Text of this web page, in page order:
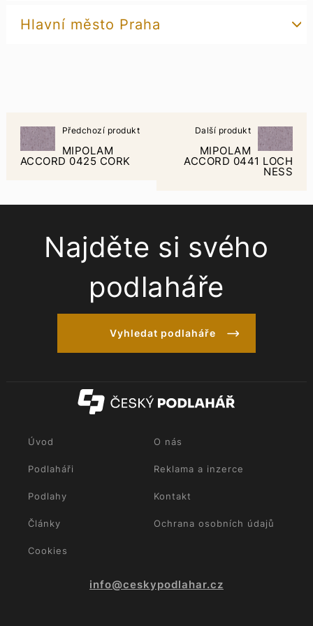
Hlavní město Praha
Předchozí produkt
MIPOLAM
ACCORD 0425 CORK
Další produkt
MIPOLAM
ACCORD 0441 LOCH
NESS
Najděte si svého
podlaháře
Vyhledat podlaháře
Úvod O nás
Podlaháři Reklama a inzerce
Podlahy Kontakt
Články Ochrana osobních údajů
Cookies
info@ceskypodlahar.cz